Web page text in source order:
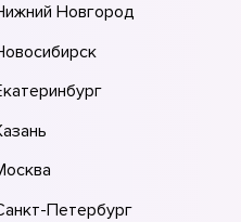
Новгород
Петербург